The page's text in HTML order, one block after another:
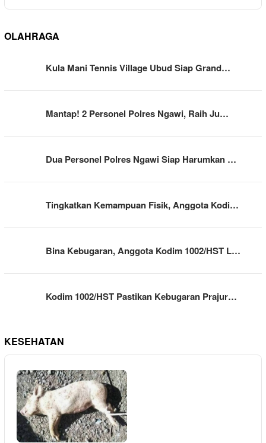
OLAHRAGA
Kula Mani Tennis Village Ubud Siap Grand…
Mantap! 2 Personel Polres Ngawi, Raih Ju…
Dua Personel Polres Ngawi Siap Harumkan …
Tingkatkan Kemampuan Fisik, Anggota Kodi…
Bina Kebugaran, Anggota Kodim 1002/HST L…
Kodim 1002/HST Pastikan Kebugaran Prajur…
KESEHATAN